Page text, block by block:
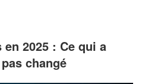
2025 : Ce qui a
changé